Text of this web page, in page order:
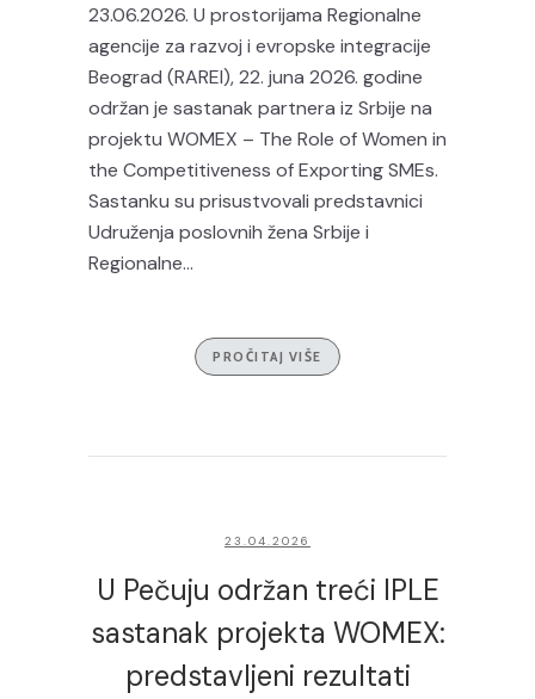
23.06.2026. U prostorijama Regionalne
agencije za razvoj i evropske integracije
Beograd (RAREI), 22. juna 2026. godine
održan je sastanak partnera iz Srbije na
projektu WOMEX – The Role of Women in
the Competitiveness of Exporting SMEs.
Sastanku su prisustvovali predstavnici
Udruženja poslovnih žena Srbije i
Regionalne...
PROČITAJ VIŠE
23.04.2026
U Pečuju održan treći IPLE
sastanak projekta WOMEX:
predstavljeni rezultati